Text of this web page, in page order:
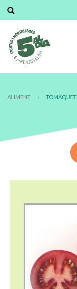
ALIMENT › TOMÀQUET